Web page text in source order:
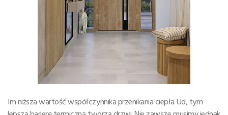
Im niższa wartość współczynnika przenikania ciepła Ud, tym